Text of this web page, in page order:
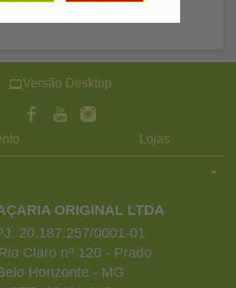
Versão Desktop
Lojas
ORIGINAL LTDA
20.187.257/0001-01
Claro nº 120 - Prado
Horizonte - MG